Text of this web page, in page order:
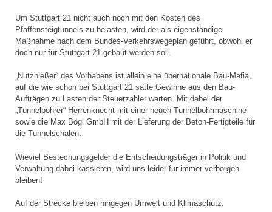
Um Stuttgart 21 nicht auch noch mit den Kosten des
Pfaffensteigtunnels zu belasten, wird der als eigenständige
Maßnahme nach dem Bundes-Verkehrswegeplan geführt, obwohl er
doch nur für Stuttgart 21 gebaut werden soll.
„Nutznießer“ des Vorhabens ist allein eine übernationale Bau-Mafia,
auf die wie schon bei Stuttgart 21 satte Gewinne aus den Bau-
Aufträgen zu Lasten der Steuerzahler warten. Mit dabei der
„Tunnelbohrer“ Herrenknecht mit einer neuen Tunnelbohrmaschine
sowie die Max Bögl GmbH mit der Lieferung der Beton-Fertigteile für
die Tunnelschalen.
Wieviel Bestechungsgelder die Entscheidungsträger in Politik und
Verwaltung dabei kassieren, wird uns leider für immer verborgen
bleiben!
Auf der Strecke bleiben hingegen Umwelt und Klimaschutz.